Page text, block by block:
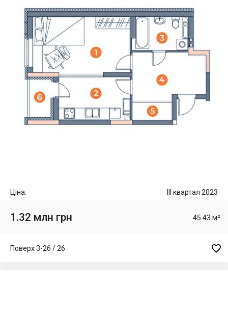
Ціна: III квартал 2023
1.32 млн грн 45.43 м²
Поверх 3-26 / 26 